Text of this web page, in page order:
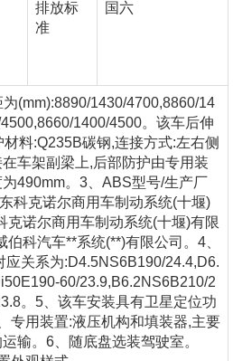
排放标
准
国六
(mm):8890/1430/4700,8860/14
1400/4500。该车后伸
料:Q235B碳钢,连接方式:左右侧
车架副梁上,后部防护由专用装
490mm。3、ABS型号/生产厂
科克诺尔商用车制动系统(十堰)
克诺尔商用车制动系统(十堰)有限
科汽车**系统(**)有限公司。4、
应关系为:D4.5NS6B190/24.4,D6.
60/23.9,B6.2NS6B210/2
。5、该车安装具有卫星定位功
专用装置:液压机构和填装器,主要
输。6、随底盘选装驾驶室。